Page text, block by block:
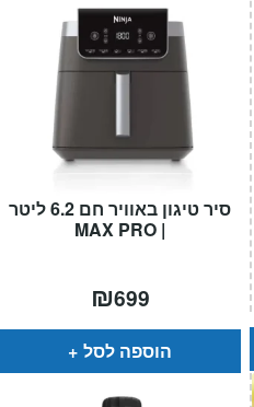
סיר טיגון באוויר חם 6.2 ליטר
| MAX PRO
₪699
הוספה לסל